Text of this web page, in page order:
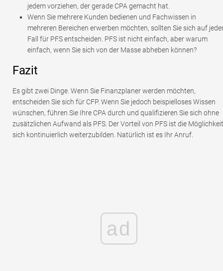
jedem vorziehen, der gerade CPA gemacht hat.
Wenn Sie mehrere Kunden bedienen und Fachwissen in
mehreren Bereichen erwerben möchten, sollten Sie sich auf
Fall für PFS entscheiden. PFS ist nicht einfach, aber warum
einfach, wenn Sie sich von der Masse abheben können?
Fazit
Es gibt zwei Dinge. Wenn Sie Finanzplaner werden möchten,
entscheiden Sie sich für CFP. Wenn Sie jedoch beispielloses Wissen
wünschen, führen Sie Ihre CPA durch und qualifizieren Sie sich ohne
zusätzlichen Aufwand als PFS. Der Vorteil von PFS ist die
sich kontinuierlich weiterzubilden. Natürlich ist es Ihr Anruf.
ad